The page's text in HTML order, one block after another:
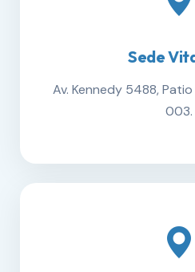
Sede
Av. Kennedy 5488,
003.